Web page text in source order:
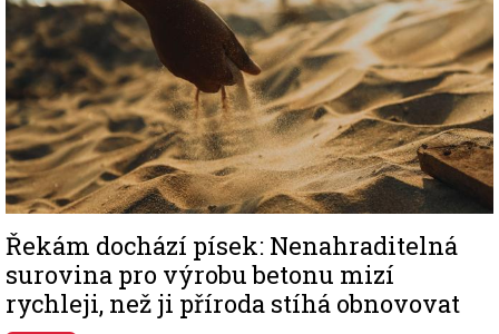
Řekám dochází písek: Nenahraditelná
surovina pro výrobu betonu mizí
rychleji, než ji příroda stíhá obnovovat